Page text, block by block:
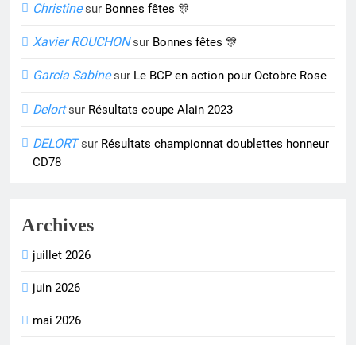
Christinesur Bonnes fêtes 🎊
Xavier ROUCHONsur Bonnes fêtes 🎊
Garcia Sabinesur Le BCP en action pour Octobre Rose
Delortsur Résultats coupe Alain 2023
DELORTsur Résultats championnat doublettes honneur
CD78
Archives
juillet 2026
juin 2026
mai 2026